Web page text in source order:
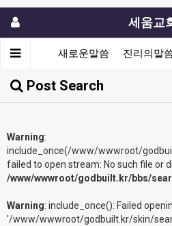
세움교
새로운말씀 진리의말
Post Search
Warning:
include_once(/www/wwwroot/
failed to open stream: No such file or
/www/wwwroot/godbuilt.kr/bbs/
Warning: include_once(): Failed
'/www/wwwroot/godbuilt.kr/skin/